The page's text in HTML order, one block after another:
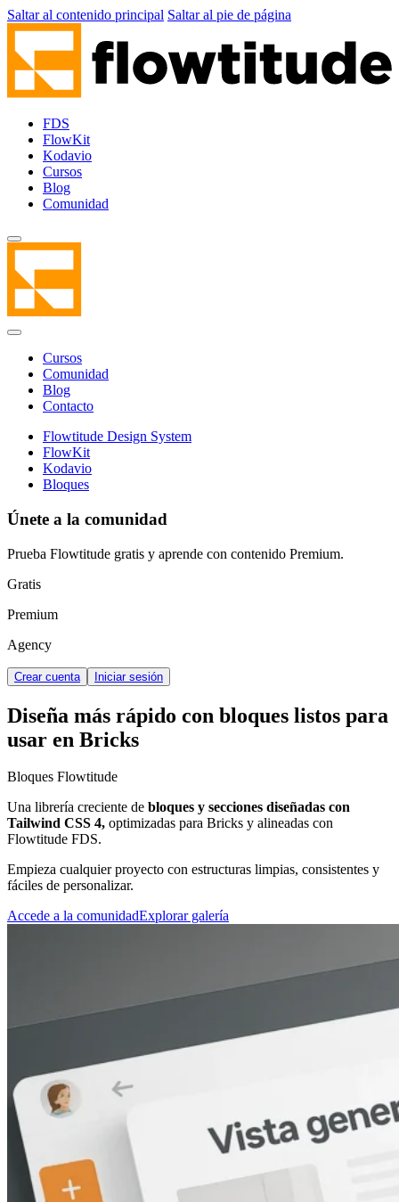
Saltar al contenido principal Saltar al pie de página
FDS
FlowKit
Kodavio
Cursos
Blog
Comunidad
Cursos
Comunidad
Blog
Contacto
Flowtitude Design System
FlowKit
Kodavio
Bloques
Únete a la comunidad
Prueba Flowtitude gratis y aprende con contenido Premium.
Gratis
Premium
Agency
Crear cuenta Iniciar sesión
Diseña más rápido con bloques listos para
usar en Bricks
Bloques Flowtitude
Una librería creciente de bloques y secciones diseñadas con
Tailwind CSS 4, optimizadas para Bricks y alineadas con
Flowtitude FDS.
Empieza cualquier proyecto con estructuras limpias, consistentes y
fáciles de personalizar.
Accede a la comunidadExplorar galería